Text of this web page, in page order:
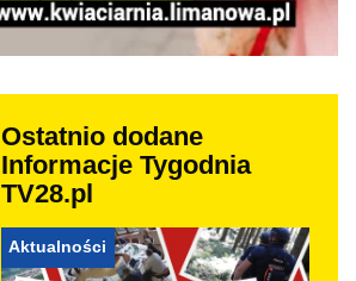
Ostatnio dodane
Informacje Tygodnia
TV28.pl
Aktualności